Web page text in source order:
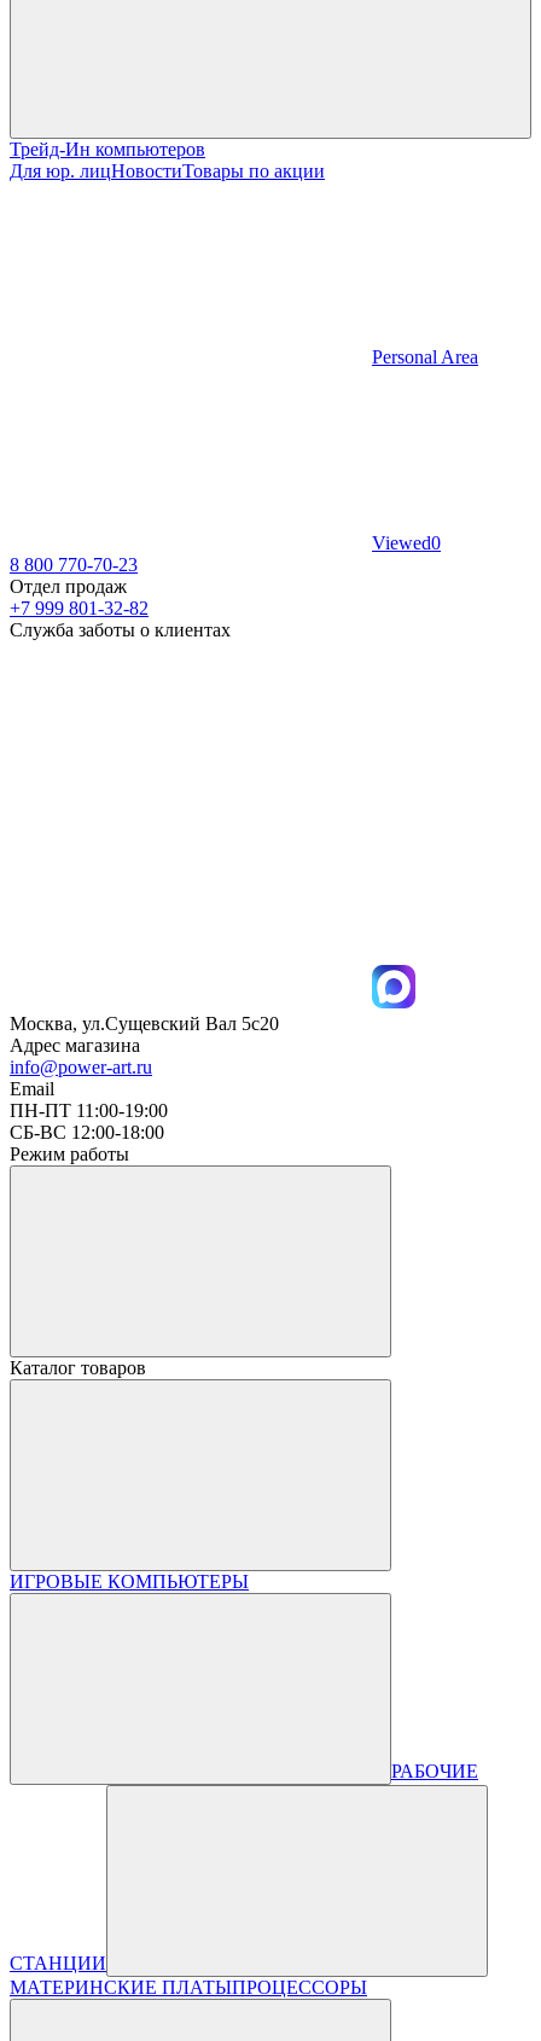
Трейд-Ин компьютеров
Для юр. лицНовостиТовары по акции
Personal Area
Viewed0
8 800 770-70-23
Отдел продаж
+7 999 801-32-82
Служба заботы о клиентах
Москва, ул.Сущевский Вал 5с20
Адрес магазина
info@power-art.ru
Email
ПН-ПТ 11:00-19:00
СБ-ВС 12:00-18:00
Режим работы
Каталог товаров
ИГРОВЫЕ КОМПЬЮТЕРЫ
РАБОЧИЕ
СТАНЦИИ
МАТЕРИНСКИЕ ПЛАТЫПРОЦЕССОРЫ